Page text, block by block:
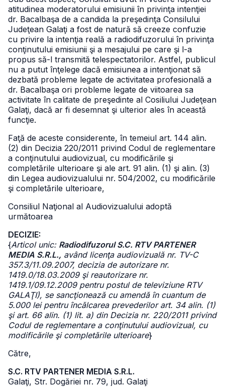
atitudinea moderatorului emisiunii în privinţa intenţiei
dr. Bacalbaşa de a candida la preşedinţa Consilului
Judeţean Galaţi a fost de natură să creeze confuzie
cu privire la intenţia reală a radiodifuzorului în privinţa
conţinutului emisiunii şi a mesajului pe care şi l-a
propus să-l transmită telespectatorilor. Astfel, publicul
nu a putut înţelege dacă emisiunea a intenţionat să
dezbată probleme legate de activitatea profesională a
dr. Bacalbaşa ori probleme legate de viitoarea sa
activitate în calitate de preşedinte al Cosiliului Judeţean
Galaţi, dacă ar fi desemnat şi ulterior ales în această
funcţie.
Faţă de aceste considerente, în temeiul art. 144 alin.
(2) din Decizia 220/2011 privind Codul de reglementare
a conţinutului audiovizual, cu modificările şi
completările ulterioare şi ale art. 91 alin. (1) şi alin. (3)
din Legea audiovizualului nr. 504/2002, cu modificările
şi completările ulterioare,
Consiliul Naţional al Audiovizualului adoptă
următoarea
DECIZIE:
{Articol unic: Radiodifuzorul S.C. RTV PARTENER
MEDIA S.R.L., având licenţa audiovizuală nr. TV-C
357.3/11.09.2007, decizia de autorizare nr.
1419.0/18.03.2009 şi reautorizare nr.
1419.1/09.12.2009 pentru postul de televiziune RTV
GALAŢI), se sancţionează cu amendă în cuantum de
5.000 lei pentru încălcarea prevederilor art. 34 alin. (1)
şi art. 66 alin. (1) lit. a) din Decizia nr. 220/2011 privind
Codul de reglementare a conţinutului audiovizual, cu
modificările şi completările ulterioare}
Către,
S.C. RTV PARTENER MEDIA S.R.L.
Galaţi, Str. Dogăriei nr. 79, jud. Galaţi